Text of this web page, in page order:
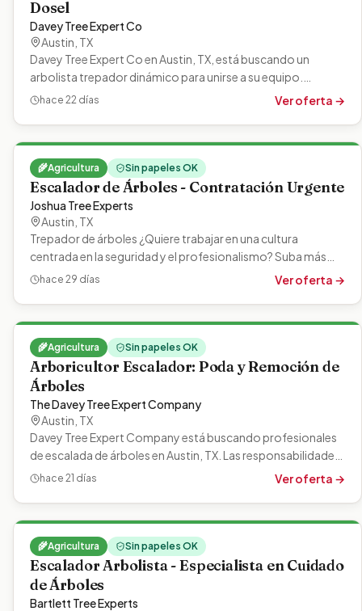
Dosel
Davey Tree Expert Co
Austin TX
Davey Tree Expert Co en Austin, TX, está buscando un
arbolista trepador dinámico para unirse a su equipo.
Treparás a los árboles,…
hace 22 días Ver oferta →
🌾Agricultura Sin papeles OK
Escalador de Árboles - Contratación Urgente
Joshua Tree Experts
Austin TX
Trepador de árboles ¿Quiere trabajar en una cultura
centrada en la seguridad y el profesionalismo? Suba más
alto con nosotros: ¡contratando…
hace 29 días Ver oferta →
🌾Agricultura Sin papeles OK
Arboricultor Escalador: Poda y Remoción de
Árboles
The Davey Tree Expert Company
Austin TX
Davey Tree Expert Company está buscando profesionales
de escalada de árboles en Austin, TX. Las responsabilidades
incluyen podar, quitar…
hace 21 días Ver oferta →
🌾Agricultura Sin papeles OK
Escalador Arbolista - Especialista en Cuidado
de Árboles
Bartlett Tree Experts